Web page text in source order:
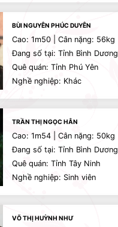
BÙI NGUYÊN PHÚC DUYÊN
Cao: 1m50 | Cân nặng: 56kg
Đang số tại: Tỉnh Bình Dương
Quê quán: Tỉnh Phú Yên
Nghề nghiệp: Khác
TRẦN THỊ NGỌC HÂN
Cao: 1m54 | Cân nặng: 50kg
Đang số tại: Tỉnh Bình Dương
Quê quán: Tỉnh Tây Ninh
Nghề nghiệp: Sinh viên
VÕ THỊ HUỲNH NHƯ